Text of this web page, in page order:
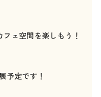
ェ空間を楽しもう！
予定です！